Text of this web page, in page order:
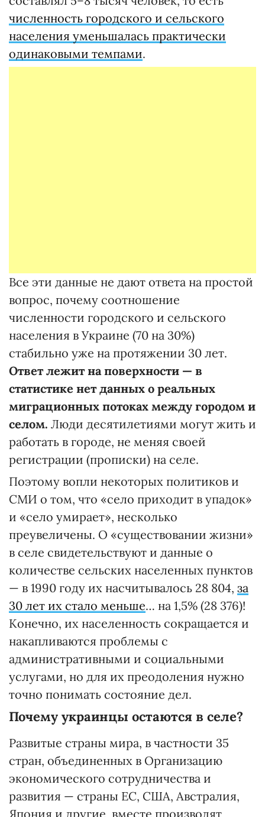
численность городского и сельского
населения уменьшалась практически
одинаковыми темпами.
Все эти данные не дают ответа на простой
вопрос, почему соотношение
численности городского и сельского
населения в Украине (70 на 30%)
стабильно уже на протяжении 30 лет.
Ответ лежит на поверхности — в
статистике нет данных о реальных
миграционных потоках между городом и
селом. Люди десятилетиями могут жить и
работать в городе, не меняя своей
регистрации (прописки) на селе.
Поэтому вопли некоторых политиков и
СМИ о том, что «село приходит в упадок»
и «село умирает», несколько
преувеличены. О «существовании жизни»
в селе свидетельствуют и данные о
количестве сельских населенных пунктов
— в 1990 году их насчитывалось 28 804, за
30 лет их стало меньше… на 1,5% (28 376)!
Конечно, их населенность сокращается и
накапливаются проблемы с
административными и социальными
услугами, но для их преодоления нужно
точно понимать состояние дел.
Почему украинцы остаются в селе?
Развитые страны мира, в частности 35
стран, объединенных в Организацию
экономического сотрудничества и
развития — страны ЕС, США, Австралия,
Япония и другие, вместе производят